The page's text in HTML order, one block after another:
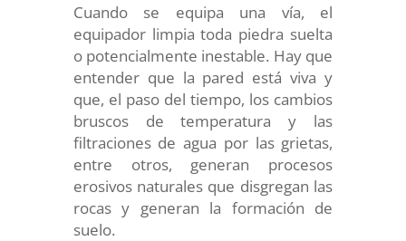
Cuando se equipa una vía, el
equipador limpia toda piedra suelta
o potencialmente inestable. Hay que
entender que la pared está viva y
que, el paso del tiempo, los cambios
bruscos de temperatura y las
filtraciones de agua por las grietas,
entre otros, generan procesos
erosivos naturales que disgregan las
rocas y generan la formación de
suelo.